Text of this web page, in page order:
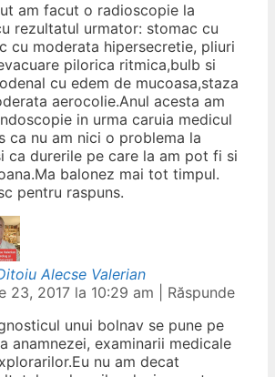
am facut o radioscopie la
rezultatul urmator: stomac cu
cu moderata hipersecretie, pliuri
pilorica ritmica,bulb si
cu edem de mucoasa,staza
aerocolie.Anul acesta am
in urma caruia medicul
ca nu am nici o problema la
ca durerile pe care la am pot fi si
balonez mai tot timpul.
pentru raspuns.
Alecse Valerian
23, 2017 la 10:29 am
Răspunde
unui bolnav se pune pe
anamnezei, examinarii medicale
nu am decat